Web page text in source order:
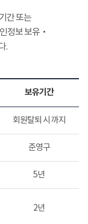
간 또는
정보 보유‧
.
보유기간
회원탈퇴 시 까지
준영구
5년
2년